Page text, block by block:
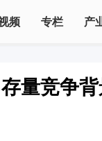
频 专栏 产
量竞争